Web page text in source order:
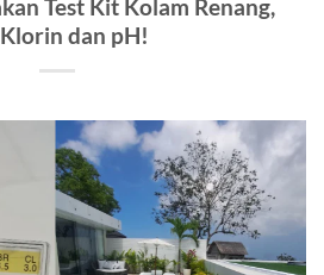
Test Kit Kolam Renang,
dan pH!